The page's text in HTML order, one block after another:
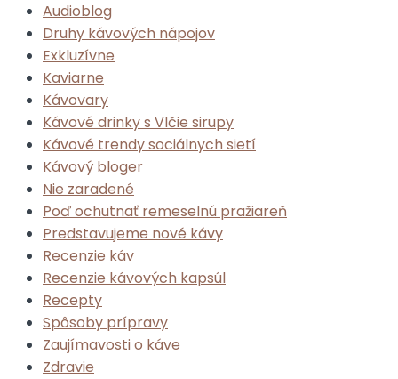
Audioblog
Druhy kávových nápojov
Exkluzívne
Kaviarne
Kávovary
Kávové drinky s Vlčie sirupy
Kávové trendy sociálnych sietí
Kávový bloger
Nie zaradené
Poď ochutnať remeselnú pražiareň
Predstavujeme nové kávy
Recenzie káv
Recenzie kávových kapsúl
Recepty
Spôsoby prípravy
Zaujímavosti o káve
Zdravie